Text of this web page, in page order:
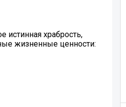
истинная храбрость,
жизненные ценности: